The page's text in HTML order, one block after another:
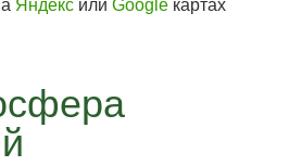
Яндекс или Google картах